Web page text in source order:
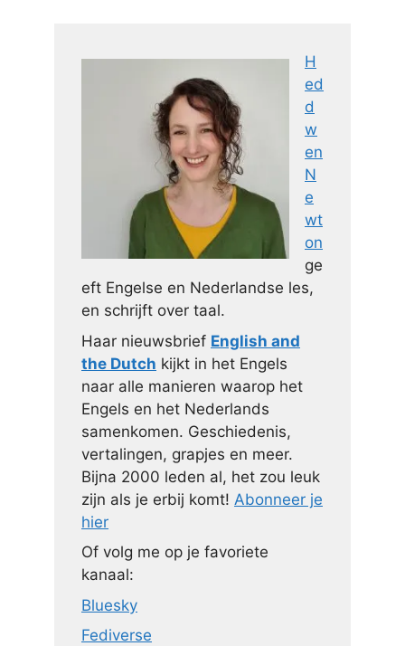
H
ed
d
w
en
N
e
wt
on
ge
eft Engelse en Nederlandse les,
en schrijft over taal.
Haar nieuwsbrief English and
the Dutch kijkt in het Engels
naar alle manieren waarop het
Engels en het Nederlands
samenkomen. Geschiedenis,
vertalingen, grapjes en meer.
Bijna 2000 leden al, het zou leuk
zijn als je erbij komt! Abonneer je
hier
Of volg me op je favoriete
kanaal:
Bluesky
Fediverse